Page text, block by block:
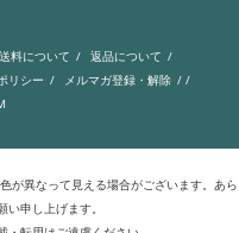
料について / 返品について /
リシー / メルマガ登録・解除 / /
が異なって見える場合がございます。あら
申し上げます。